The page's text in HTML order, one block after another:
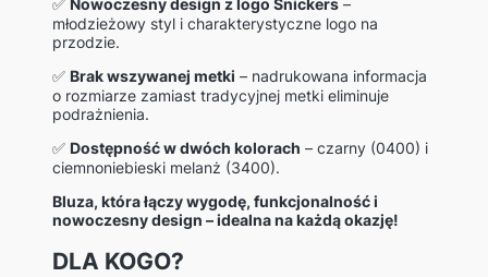
młodzieżowy styl i charakterystyczne logo na
przodzie.
✅ Brak wszywanej metki – nadrukowana informacja
o rozmiarze zamiast tradycyjnej metki eliminuje
podrażnienia.
✅ Dostępność w dwóch kolorach – czarny (0400) i
ciemnoniebieski melanż (3400).
Bluza, która łączy wygodę, funkcjonalność i
nowoczesny design – idealna na każdą okazję!
DLA KOGO?